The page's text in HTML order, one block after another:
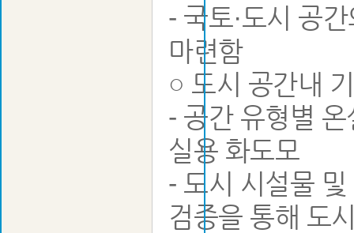
- 국토·도시 공
마련함
○ 도시 공간내
- 공간 유형별
실용 화도모
- 도시 시설물
검증을 통해 도